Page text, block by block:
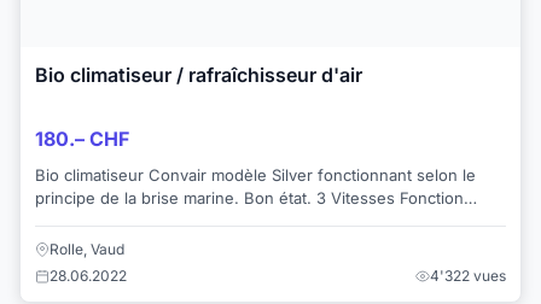
Bio climatiseur / rafraîchisseur d'air
180.– CHF
Bio climatiseur Convair modèle Silver fonctionnant selon le
principe de la brise marine. Bon état. 3 Vitesses Fonction
été/hiver Rafraîchi les e...
Rolle, Vaud
28.06.2022
4'322 vues